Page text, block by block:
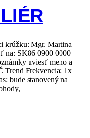
krúžku: Mgr. Martina
na: SK86 0900 0000
uviesť meno a
Trend Frekvencia: 1x
bude stanovený na